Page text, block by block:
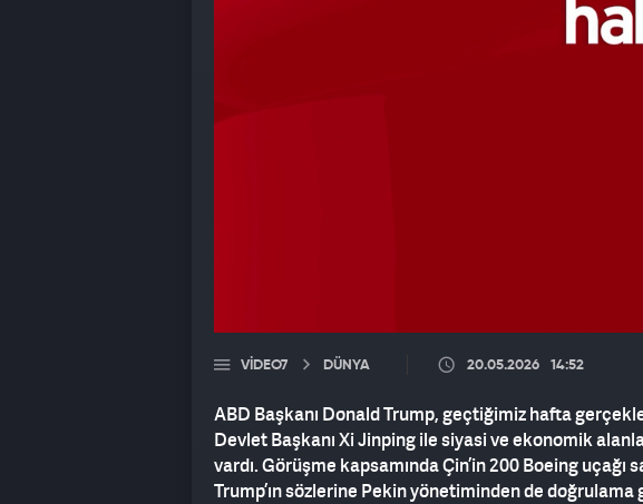
VIDEO7 DÜNYA 20.05.2026 14:52
ABD Başkanı Donald Trump, geçtiğimiz hafta
Devlet Başkanı Xi Jinping ile siyasi ve ekonomik
vardı. Görüşme kapsamında Çin’in 200 Boeing uçağı
Trump’ın sözlerine Pekin yönetiminden de doğrulama